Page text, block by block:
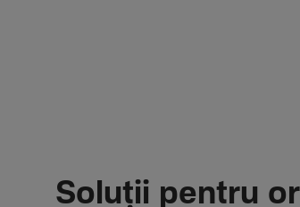
Soluții pentru